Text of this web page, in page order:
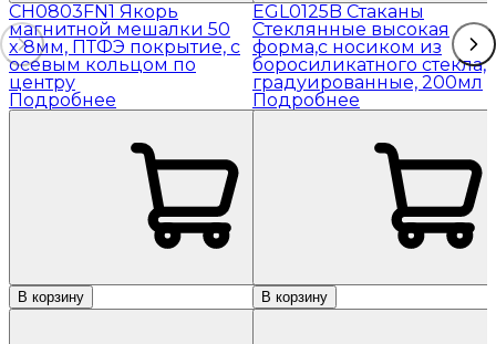
CH0803FN1 Якорь
магнитной мешалки 50
x 8мм, ПТФЭ покрытие, с
осевым кольцом по
центру
Подробнее
В корзину
EGL0125B Стаканы
Стеклянные высокая
форма,с носиком из
боросиликатного стекла,
градуированные, 200мл
Подробнее
В корзину